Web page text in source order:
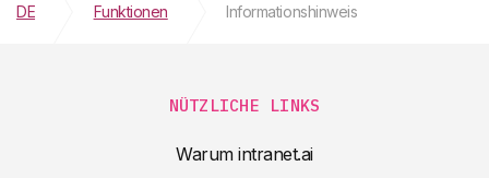
DE Funktionen Informationshinweis
NÜTZLICHE LINKS
Warum intranet.ai